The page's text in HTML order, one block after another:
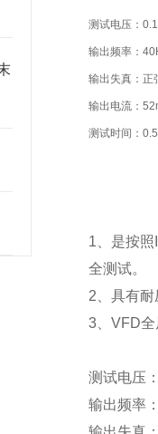
测试电压：
输出频率：
输出失真：正
输出电流：
测试时间：
1、是按
全测试。
2、具有
3、VFD
测试电压
输出频率